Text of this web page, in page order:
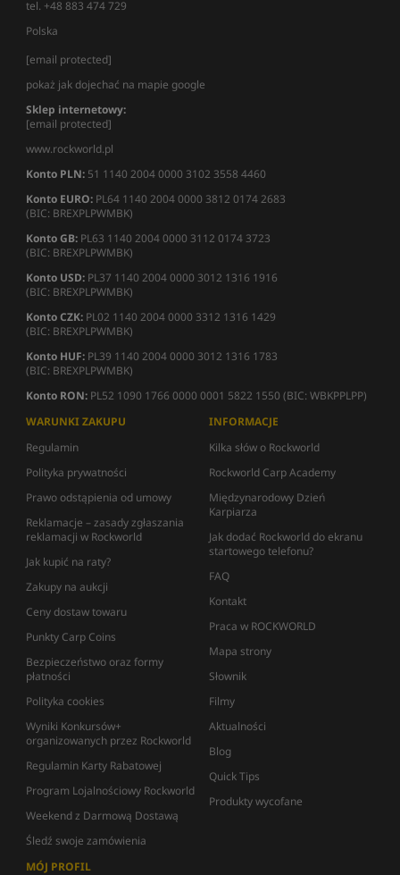
tel. +48 883 474 729
Polska
[email protected]
pokaż jak dojechać na mapie google
Sklep internetowy:
[email protected]
www.rockworld.pl
Konto PLN: 51 1140 2004 0000 3102 3558 4460
Konto EURO: PL64 1140 2004 0000 3812 0174 2683
(BIC: BREXPLPWMBK)
Konto GB: PL63 1140 2004 0000 3112 0174 3723
(BIC: BREXPLPWMBK)
Konto USD: PL37 1140 2004 0000 3012 1316 1916
(BIC: BREXPLPWMBK)
Konto CZK: PL02 1140 2004 0000 3312 1316 1429
(BIC: BREXPLPWMBK)
Konto HUF: PL39 1140 2004 0000 3012 1316 1783
(BIC: BREXPLPWMBK)
Konto RON: PL52 1090 1766 0000 0001 5822 1550 (BIC: WBKPPLPP)
WARUNKI ZAKUPU
Regulamin
Polityka prywatności
Prawo odstąpienia od umowy
Reklamacje – zasady zgłaszania
reklamacji w Rockworld
Jak kupić na raty?
Zakupy na aukcji
Ceny dostaw towaru
Punkty Carp Coins
Bezpieczeństwo oraz formy
płatności
Polityka cookies
Wyniki Konkursów+
organizowanych przez Rockworld
Regulamin Karty Rabatowej
Program Lojalnościowy Rockworld
Weekend z Darmową Dostawą
Śledź swoje zamówienia
INFORMACJE
Kilka słów o Rockworld
Rockworld Carp Academy
Międzynarodowy Dzień
Karpiarza
Jak dodać Rockworld do ekranu
startowego telefonu?
FAQ
Kontakt
Praca w ROCKWORLD
Mapa strony
Słownik
Filmy
Aktualności
Blog
Quick Tips
Produkty wycofane
MÓJ PROFIL